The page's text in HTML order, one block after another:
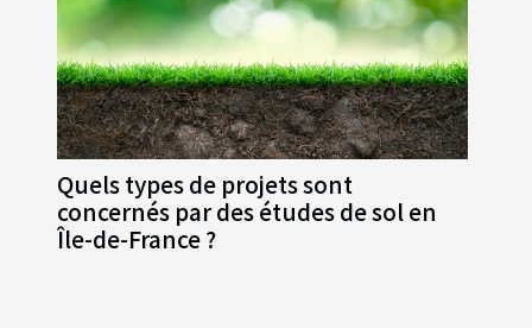
Quels types de projets sont
concernés par des études de sol en
Île-de-France ?